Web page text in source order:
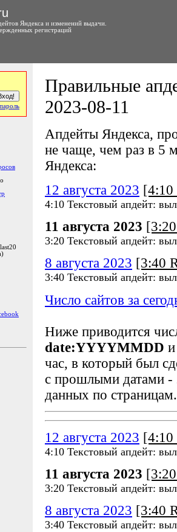
Яндекса и изменений выдачи.
регистраций
Правильные
2023-08-11
Апдейты Яндекса,
не чаще, чем раз в 5
Яндекса:
12 августа 2023
4:10 Текстовый апдейт:
11 августа 2023
3:20 Текстовый апдейт:
8 августа 2023 [3:40
3:40 Текстовый апдейт:
Число сайтов за
Ниже приводится
date:YYYYMMDD
час, в который был
с прошлыми датами -
данных по страницам.
12 августа 2023
4:10 Текстовый апдейт:
11 августа 2023
3:20 Текстовый апдейт:
8 августа 2023 [3:40
3:40 Текстовый апдейт: